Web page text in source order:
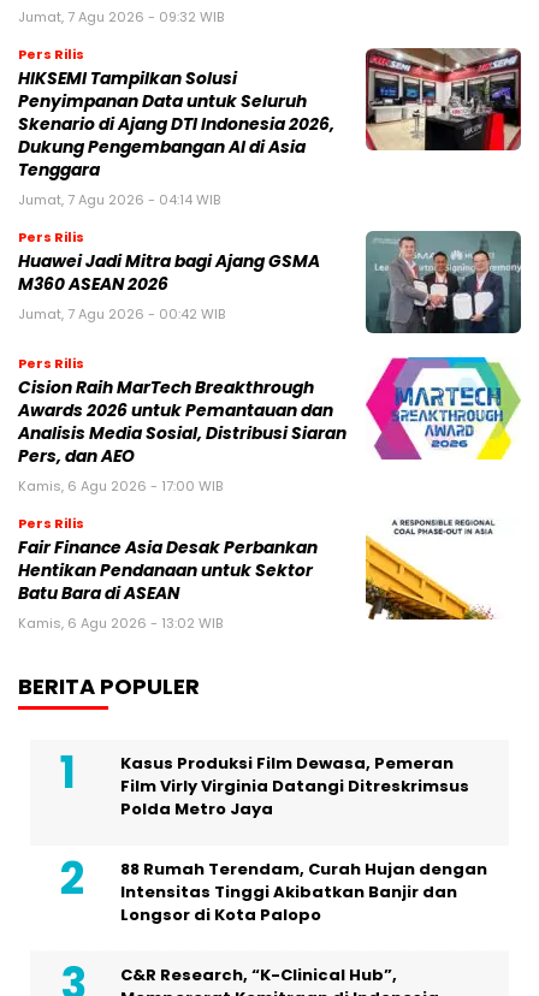
Jumat, 7 Agu 2026 - 09:32 WIB
Pers Rilis
HIKSEMI Tampilkan Solusi
Penyimpanan Data untuk Seluruh
Skenario di Ajang DTI Indonesia 2026,
Dukung Pengembangan AI di Asia
Tenggara
Jumat, 7 Agu 2026 - 04:14 WIB
Pers Rilis
Huawei Jadi Mitra bagi Ajang GSMA
M360 ASEAN 2026
Jumat, 7 Agu 2026 - 00:42 WIB
Pers Rilis
Cision Raih MarTech Breakthrough
Awards 2026 untuk Pemantauan dan
Analisis Media Sosial, Distribusi Siaran
Pers, dan AEO
Kamis, 6 Agu 2026 - 17:00 WIB
Pers Rilis
Fair Finance Asia Desak Perbankan
Hentikan Pendanaan untuk Sektor
Batu Bara di ASEAN
Kamis, 6 Agu 2026 - 13:02 WIB
BERITA POPULER
Kasus Produksi Film Dewasa, Pemeran
Film Virly Virginia Datangi Ditreskrimsus
Polda Metro Jaya
88 Rumah Terendam, Curah Hujan dengan
Intensitas Tinggi Akibatkan Banjir dan
Longsor di Kota Palopo
C&R Research, “K-Clinical Hub”,